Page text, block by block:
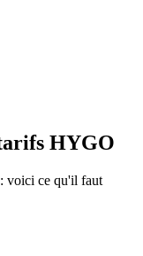
HYGO
voici ce qu'il faut